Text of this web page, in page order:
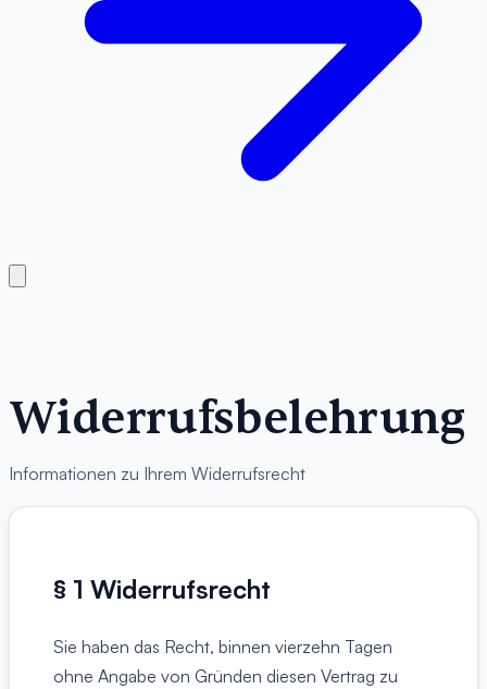
Widerrufsbelehrung
Informationen zu Ihrem Widerrufsrecht
§ 1 Widerrufsrecht
Sie haben das Recht, binnen vierzehn Tagen
ohne Angabe von Gründen diesen Vertrag zu